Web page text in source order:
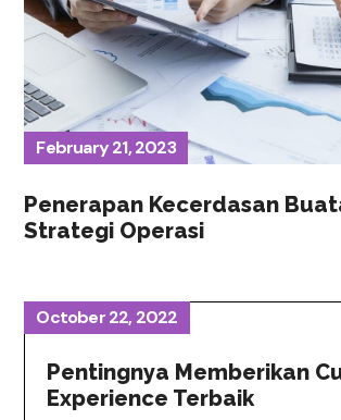
February 21, 2023
Penerapan Kecerdasan
Strategi Operasi
October 22, 2022
Pentingnya Memberikan
Experience Terbaik